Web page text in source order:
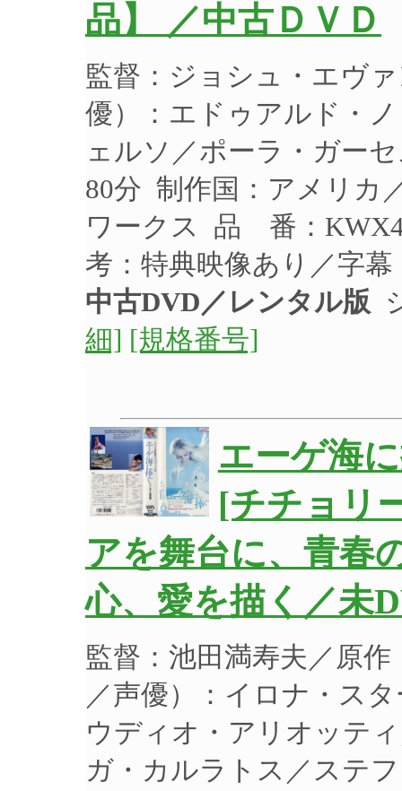
品】 ／中古ＤＶＤ
監督：ジョシュ・エヴ
優）：エドゥアルド・
ェルソ／ポーラ・ガー
80分 制作国：アメリカ
ワークス 品 番：
考：特典映像あり／字
中古DVD／レンタル版
細] [規格番号]
エーゲ海
[チチョリ
アを舞台に、青春
心、愛を描く／未
監督：池田満寿夫／原
／声優）：イロナ・ス
ウディオ・アリオッテ
ガ・カルラトス／ステ